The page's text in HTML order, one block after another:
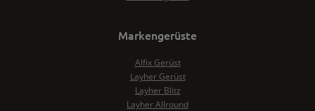
Markengerüste
Alfix Gerüst
Layher Gerüst
Layher Blitz
Layher Allround